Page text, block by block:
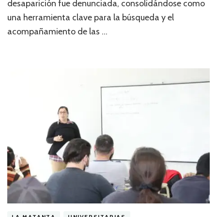
desaparición fue denunciada, consolidándose como
una herramienta clave para la búsqueda y el
acompañamiento de las …